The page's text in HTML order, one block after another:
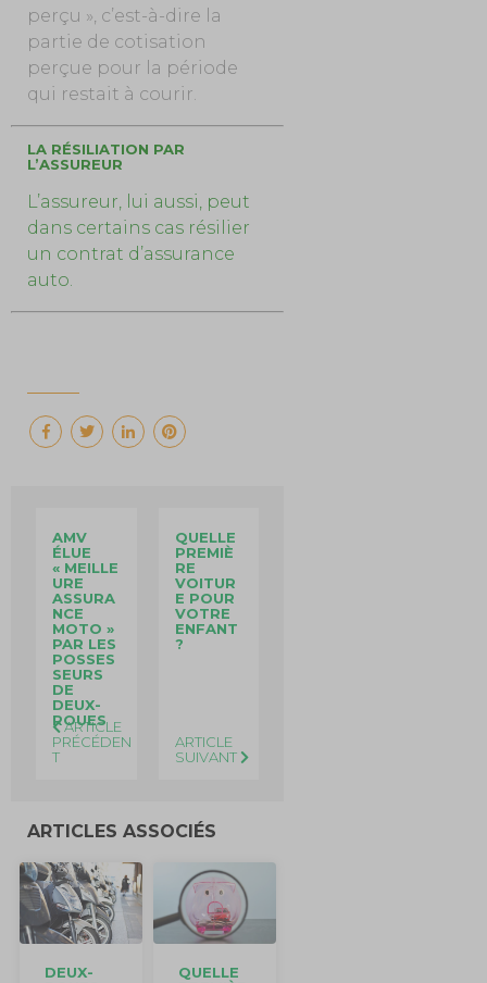
perçu », c’est-à-dire la
partie de cotisation
perçue pour la période
qui restait à courir.
LA RÉSILIATION PAR
L’ASSUREUR
L’assureur, lui aussi, peut
dans certains cas résilier
un contrat d’assurance
auto.
AMV
ÉLUE
« MEILLE
URE
ASSURA
NCE
MOTO »
PAR LES
POSSES
SEURS
DE
DEUX-
ROUES
ARTICLE
PRÉCÉDEN
T
QUELLE
PREMIÈ
RE
VOITUR
E POUR
VOTRE
ENFANT
?
ARTICLE
SUIVANT
ARTICLES ASSOCIÉS
DEUX-
QUELLE